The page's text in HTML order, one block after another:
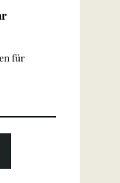
für